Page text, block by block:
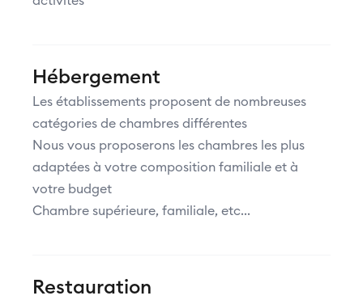
Hébergement
Les établissements proposent de nombreuses
catégories de chambres différentes
Nous vous proposerons les chambres les plus
adaptées à votre composition familiale et à
votre budget
Chambre supérieure, familiale, etc...
Restauration